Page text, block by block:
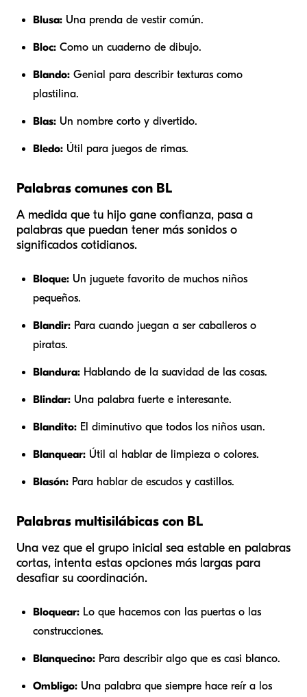
Blusa: Una prenda de vestir común.
Bloc: Como un cuaderno de dibujo.
Blando: Genial para describir texturas como
plastilina.
Blas: Un nombre corto y divertido.
Bledo: Útil para juegos de rimas.
Palabras comunes con BL
A medida que tu hijo gane confianza, pasa a
palabras que puedan tener más sonidos o
significados cotidianos.
Bloque: Un juguete favorito de muchos niños
pequeños.
Blandir: Para cuando juegan a ser caballeros o
piratas.
Blandura: Hablando de la suavidad de las cosas.
Blindar: Una palabra fuerte e interesante.
Blandito: El diminutivo que todos los niños usan.
Blanquear: Útil al hablar de limpieza o colores.
Blasón: Para hablar de escudos y castillos.
Palabras multisilábicas con BL
Una vez que el grupo inicial sea estable en palabras
cortas, intenta estas opciones más largas para
desafiar su coordinación.
Bloquear: Lo que hacemos con las puertas o las
construcciones.
Blanquecino: Para describir algo que es casi blanco.
Ombligo: Una palabra que siempre hace reír a los